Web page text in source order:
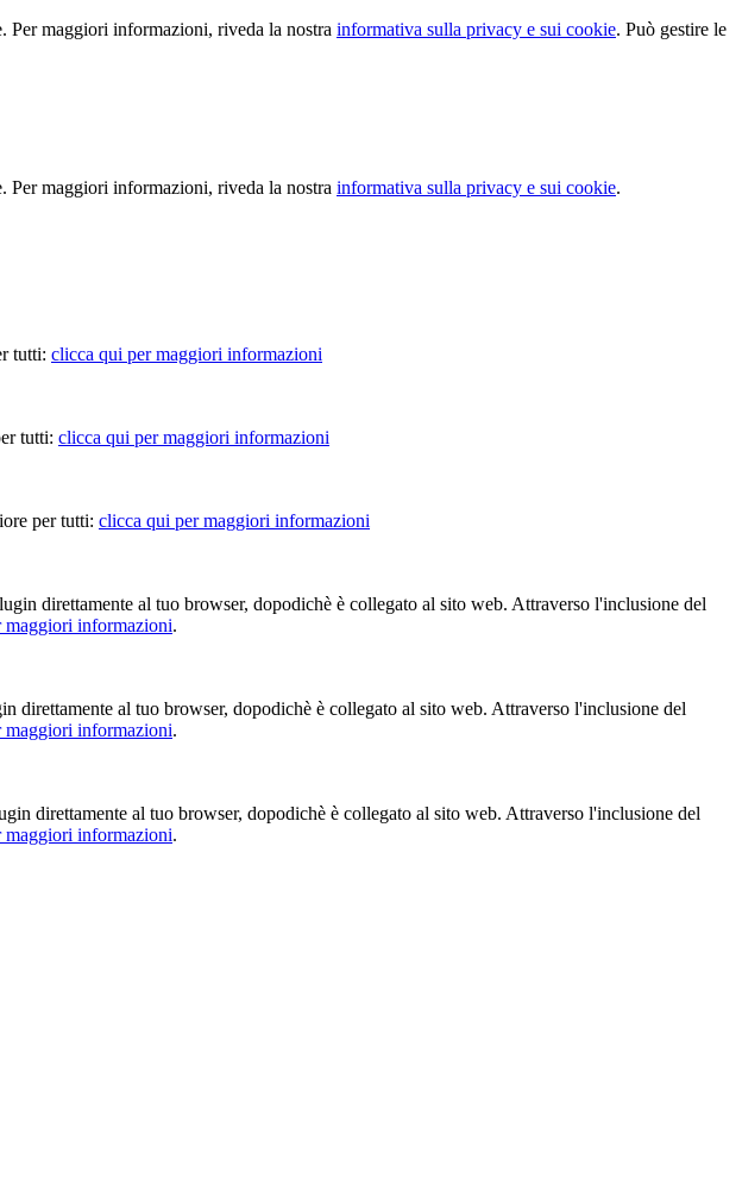
maggiori informazioni, riveda la nostra informativa sulla privacy e sui cookie. Può gestire le
maggiori informazioni, riveda la nostra informativa sulla privacy e sui cookie.
tutti: clicca qui per maggiori informazioni
tutti: clicca qui per maggiori informazioni
per tutti: clicca qui per maggiori informazioni
direttamente al tuo browser, dopodichè è collegato al sito web. Attraverso l'inclusione del
maggiori informazioni.
al tuo browser, dopodichè è collegato al sito web. Attraverso l'inclusione del
maggiori informazioni.
direttamente al tuo browser, dopodichè è collegato al sito web. Attraverso l'inclusione del
maggiori informazioni.